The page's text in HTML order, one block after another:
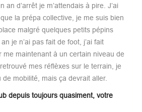
an d’arrêt je m’attendais à pire. J’ai
la prépa collective, je me suis bien
malgré quelques petits pépins
je n’ai pas fait de foot, j’ai fait
me maintenant à un certain niveau de
mes réflèxes sur le terrain, je
mobilité, mais ça devrait aller.
depuis toujours quasiment, votre